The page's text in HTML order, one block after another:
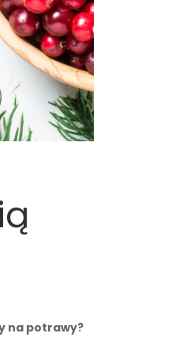
na potrawy?